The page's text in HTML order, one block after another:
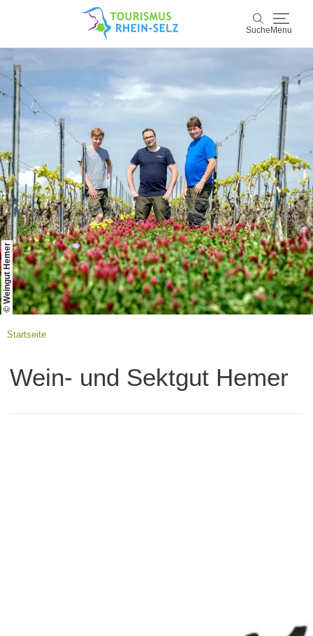
Suche Menu
Suche
Rhein-Selz
Entdecken & Erleben
Wein & Genuss
Kultur & Events
Buchen & Service
© Weingut Hemer
Startseite
Wein- und Sektgut Hemer